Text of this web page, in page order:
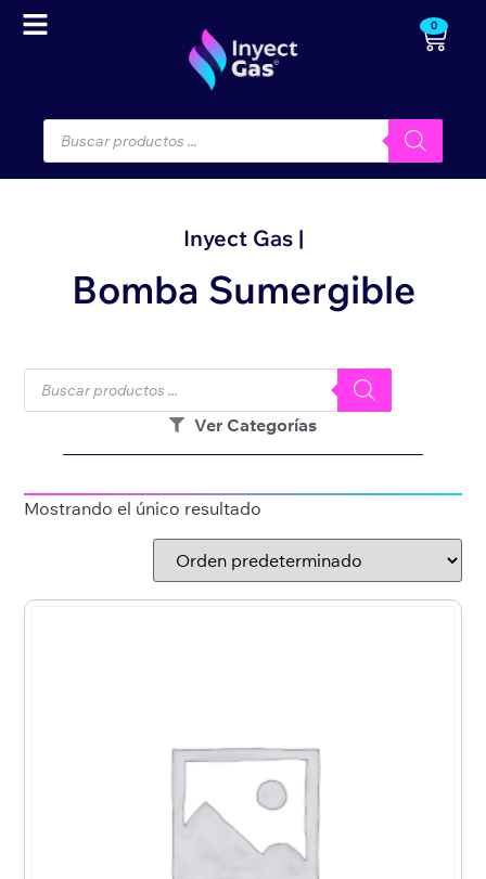
0
Inyect Gas |
Bomba Sumergible
Ver Categorías
Mostrando el único resultado